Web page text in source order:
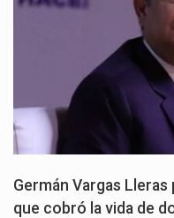
Germán Vargas
que cobró la vida de